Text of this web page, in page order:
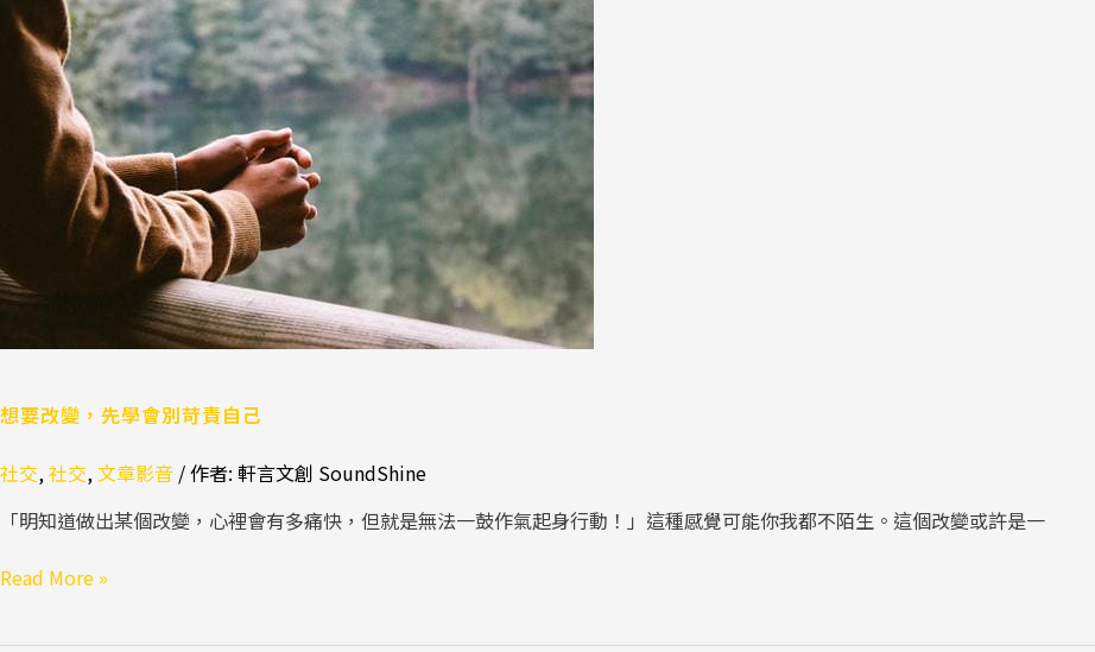
想要改變，先學會別苛責自己
社交,社交,文章影音 / 作者: 軒言文創 SoundShine
「明知道做出某個改變，心裡會有多痛快，但就是無法一鼓作氣起身行動！」這種感覺可能你我都不陌生。這個改變或許是一
改
變，
己
Read More »